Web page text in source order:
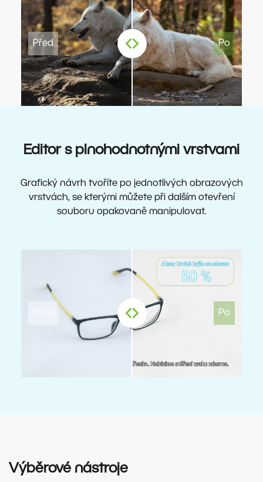
Editor s plnohodnotnými vrstvami
Grafický návrh tvoříte po jednotlivých obrazových
vrstvách, se kterými můžete při dalším otevření
souboru opakovaně manipulovat.
Výběrové nástroje